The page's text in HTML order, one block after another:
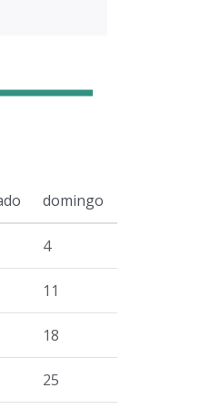
domingo
4
11
18
25